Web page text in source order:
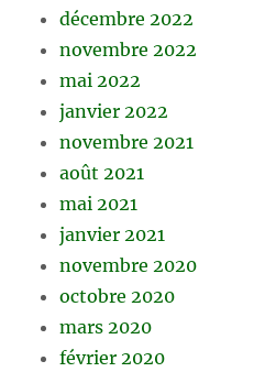
décembre 2022
novembre 2022
mai 2022
janvier 2022
novembre 2021
août 2021
mai 2021
janvier 2021
novembre 2020
octobre 2020
mars 2020
février 2020